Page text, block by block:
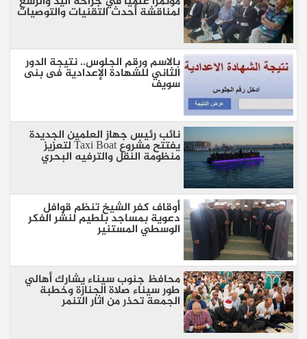
لمناقشة أحدث التقنيات والتوصيات
بالاسم ورقم الجلوس.. نتيجة الدور
الثاني للشهادة الإعدادية فى بنى
سويف
نائب رئيس جهاز العلمين الجديدة
يفتتح مشروع Taxi Boat لتعزيز
منظومة النقل والترفيه البحري
أوقاف كفر الشيخ تنظم قوافل
دعوية بمساجد بلطيم لنشر الفكر
الوسطي المستنير
محافظ جنوب سيناء يشارك أهالي
طور سيناء صلاة الجنازة وخطبة
الجمعة تحذر من اثار التنمر